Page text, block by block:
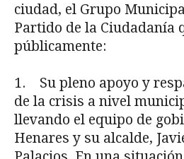
ciudad, el Grupo
Partido de la Ciudadanía
públicamente:
1. Su pleno apoyo y
de la crisis a nivel
llevando el equipo de
Henares y su alcalde,